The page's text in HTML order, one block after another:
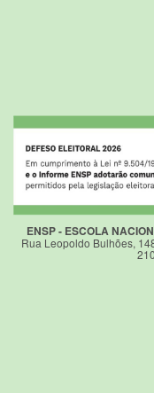
ENSP - ESCOLA
Rua Leopoldo Bulhões,